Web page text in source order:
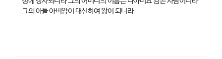
그의 아들 아비얌이 대신하여 왕이 되니라